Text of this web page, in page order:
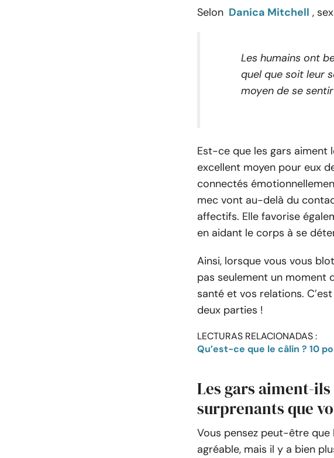
Selon Danica Mitchell ,
Les humains ont
quel que soit leur
moyen de se
Est-ce que les gars aiment
excellent moyen pour eux
connectés
mec vont au-delà du
affectifs. Elle favorise
en aidant le corps à se
Ainsi, lorsque vous vous
pas seulement un moment
santé et vos relations.
deux parties !
LECTURAS RELACIONADAS :
Qu’est-ce que le câlin ? 10
Les gars aiment-ils
surprenants que
Vous pensez peut-être que
agréable, mais il y a bien